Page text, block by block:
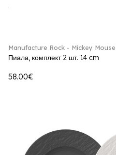
Manufacture Rock - Mickey Mouse
Пиала, комплект 2 шт. 14 cm
58.00€